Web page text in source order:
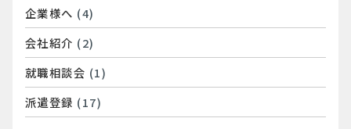
企業様へ (4)
会社紹介 (2)
就職相談会 (1)
派遣登録 (17)